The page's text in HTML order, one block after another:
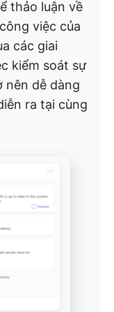
thảo luận về
việc của
các giai
kiểm soát sự
nên dễ dàng
ra tại cùng